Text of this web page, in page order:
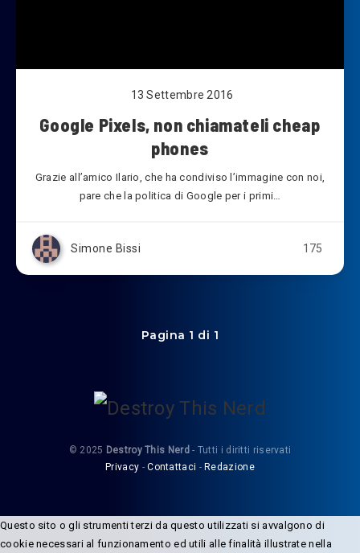
13 Settembre 2016
Google Pixels, non chiamateli cheap
phones
Grazie all’amico Ilario, che ha condiviso l’immagine con noi,
pare che la politica di Google per i primi…
Simone Bissi 175
Pagina 1 di 1
© 2025 Destroy This Nerd - Tutti i diritti riservati
Privacy -Contattaci - Redazione
Questo sito o gli strumenti terzi da questo utilizzati si avvalgono di
cookie necessari al funzionamento ed utili alle finalità illustrate nella